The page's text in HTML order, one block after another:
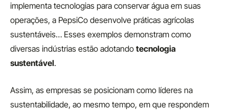
implementa tecnologias para conservar água em suas
operações, a PepsiCo desenvolve práticas agrícolas
sustentáveis… Esses exemplos demonstram como
diversas indústrias estão adotando tecnologia
sustentável.
Assim, as empresas se posicionam como líderes na
sustentabilidade, ao mesmo tempo, em que respondem